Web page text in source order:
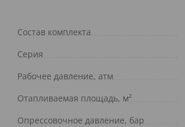
Состав комплекта
Серия
Рабочее давление, атм
Отапливаемая площадь, м²
Опрессовочное давление, бар